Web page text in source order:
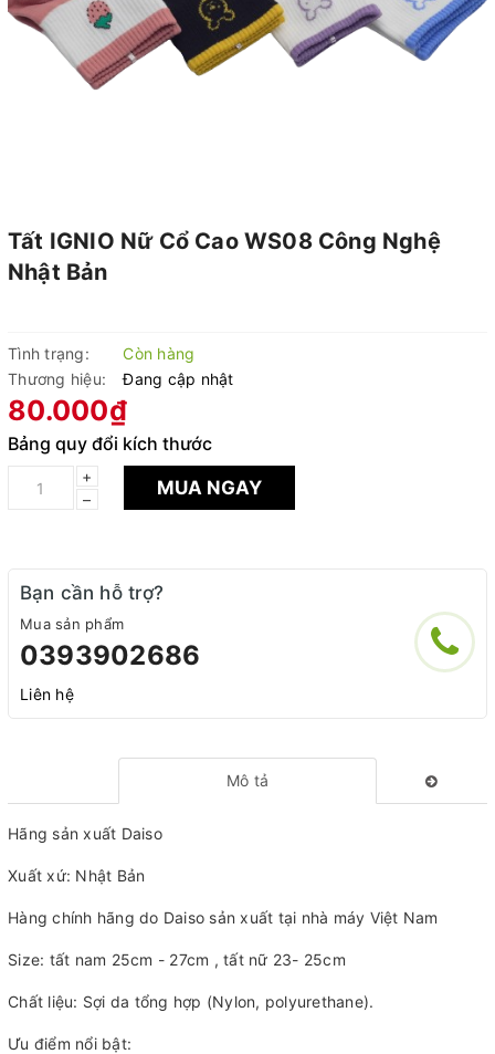
Tất IGNIO Nữ Cổ Cao WS08 Công Nghệ
Nhật Bản
Tình trạng:
Còn hàng
Thương hiệu:
Đang cập nhật
80.000₫
Bảng quy đổi kích thước
+
–
MUA NGAY
Bạn cần hỗ trợ?
Mua sản phẩm
0393902686
Liên hệ
Mô tả
Hãng sản xuất Daiso
Xuất xứ: Nhật Bản
Hàng chính hãng do Daiso sản xuất tại nhà máy Việt Nam
Size: tất nam 25cm - 27cm , tất nữ 23- 25cm
Chất liệu: Sợi da tổng hợp (Nylon, polyurethane).
Ưu điểm nổi bật: